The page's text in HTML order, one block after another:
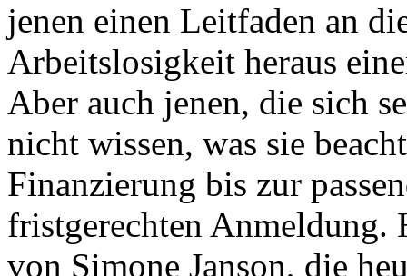
jenen einen Leitfaden an
Arbeitslosigkeit heraus
Aber auch jenen, die sich
nicht wissen, was sie
Finanzierung bis zur
fristgerechten Anmeldung.
von Simone Janson, die